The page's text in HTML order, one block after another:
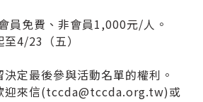
員免費、非會員1,000元/人。
4/23（五）
定最後參與活動名單的權利。
迎來信(tccda@tccda.org.tw)或